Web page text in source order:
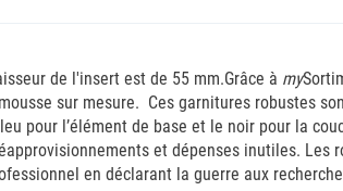
de l'insert est de 55 mm.Grâce à my
sur mesure. Ces garnitures robustes
pour l’élément de base et le noir pour la
et dépenses inutiles. Les
en déclarant la guerre aux